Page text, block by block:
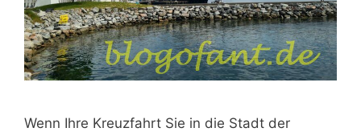
Wenn Ihre Kreuzfahrt Sie in die Stadt der